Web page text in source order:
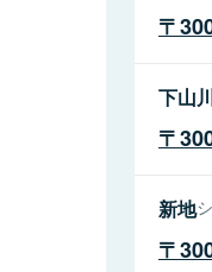
下山
新地